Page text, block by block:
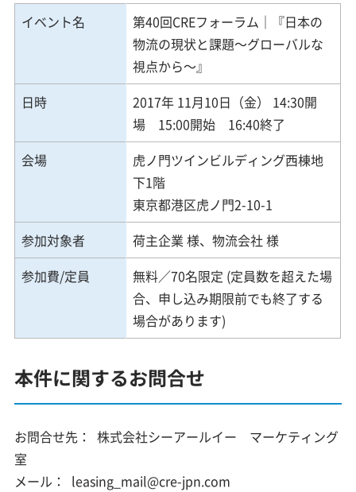
イベント名
第40回CREフォーラム｜『日本の
物流の現状と課題～グローバルな
視点から～』
日時
2017年 11月10日（金） 14:30開
場 15:00開始 16:40終了
会場
虎ノ門ツインビルディング西棟地
下1階
東京都港区虎ノ門2-10-1
参加対象者
荷主企業 様、物流会社 様
参加費/定員
無料／70名限定 (定員数を超えた場
合、申し込み期限前でも終了する
場合があります)
本件に関するお問合せ
お問合せ先：
株式会社シーアールイー マーケティング
室
メール：
leasing_mail@cre-jpn.com